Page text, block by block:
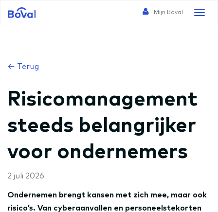
Toggle
Mijn Boval
← Terug
Risicomanagement
steeds belangrijker
voor ondernemers
2 juli 2026
Ondernemen brengt kansen met zich mee, maar ook
risico’s. Van cyberaanvallen en personeelstekorten